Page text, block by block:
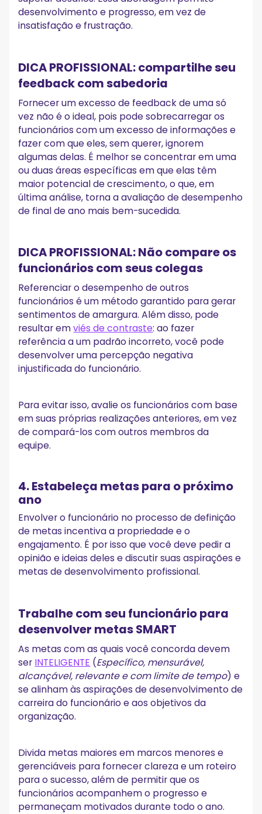
desenvolvimento e progresso, em vez de
insatisfação e frustração.
DICA PROFISSIONAL: compartilhe seu
feedback com sabedoria
Fornecer um excesso de feedback de uma só
vez não é o ideal, pois pode sobrecarregar os
funcionários com um excesso de informações e
fazer com que eles, sem querer, ignorem
algumas delas. É melhor se concentrar em uma
ou duas áreas específicas em que elas têm
maior potencial de crescimento, o que, em
última análise, torna a avaliação de desempenho
de final de ano mais bem-sucedida.
DICA PROFISSIONAL: Não compare os
funcionários com seus colegas
Referenciar o desempenho de outros
funcionários é um método garantido para gerar
sentimentos de amargura. Além disso, pode
resultar emviés de contraste: ao fazer
referência a um padrão incorreto, você pode
desenvolver uma percepção negativa
injustificada do funcionário.
Para evitar isso, avalie os funcionários com base
em suas próprias realizações anteriores, em vez
de compará-los com outros membros da
equipe.
4. Estabeleça metas para o próximo
ano
Envolver o funcionário no processo de definição
de metas incentiva a propriedade e o
engajamento. É por isso que você deve pedir a
opinião e ideias deles e discutir suas aspirações e
metas de desenvolvimento profissional.
Trabalhe com seu funcionário para
desenvolver metas SMART
As metas com as quais você concorda devem
ser INTELIGENTE (Específico, mensurável,
alcançável, relevante e com limite de tempo) e
se alinham às aspirações de desenvolvimento de
carreira do funcionário e aos objetivos da
organização.
Divida metas maiores em marcos menores e
gerenciáveis para fornecer clareza e um roteiro
para o sucesso, além de permitir que os
funcionários acompanhem o progresso e
permaneçam motivados durante todo o ano.